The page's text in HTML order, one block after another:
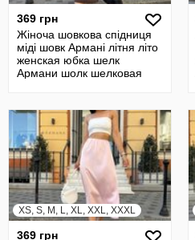
369 грн
Жіноча шовкова спідниця
міді шовк Армані літня літо
женская юбка шелк
Армани шолк шелковая
XS, S, M, L, XL, XXL, XXXL
369 грн